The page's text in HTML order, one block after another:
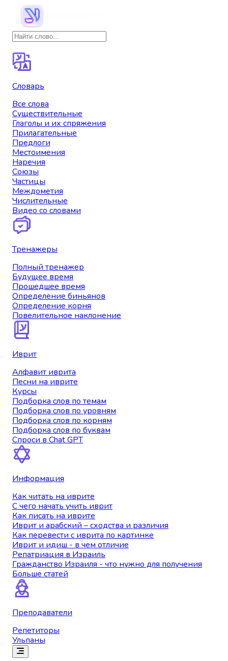
Словарь
Все слова
Существительные
Глаголы и их спряжения
Прилагательные
Предлоги
Местоимения
Наречия
Союзы
Частицы
Междометия
Числительные
Видео со словами
Тренажеры
Полный тренажер
Будущее время
Прошедшее время
Определение биньянов
Определение корня
Повелительное наклонение
Иврит
Алфавит иврита
Песни на иврите
Курсы
Подборка слов по темам
Подборка слов по уровням
Подборка слов по корням
Подборка слов по буквам
Спроси в Chat GPT
Информация
Как читать на иврите
С чего начать учить иврит
Как писать на иврите
Иврит и арабский – сходства и различия
Как перевести с иврита по картинке
Иврит и идиш - в чем отличие
Репатриация в Израиль
Гражданство Израиля - что нужно для получения
Больше статей
Преподаватели
Репетиторы
Ульпаны